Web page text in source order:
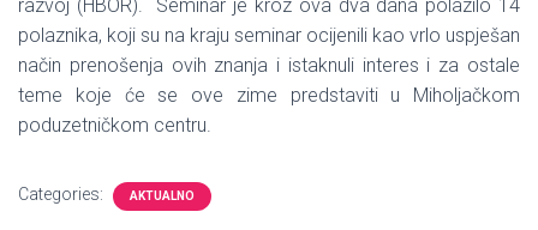
razvoj (HBOR). Seminar je kroz ova dva dana polazilo 14
polaznika, koji su na kraju seminar ocijenili kao vrlo uspješan
način prenošenja ovih znanja i istaknuli interes i za ostale
teme koje će se ove zime predstaviti u Miholjačkom
poduzetničkom centru.
Categories: AKTUALNO